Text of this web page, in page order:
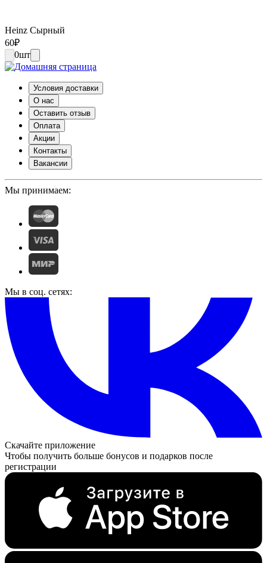
Heinz Сырный
60₽
0шт
Условия доставки
О нас
Оставить отзыв
Оплата
Акции
Контакты
Вакансии
Мы принимаем:
Мы в соц. сетях:
Скачайте приложение
Чтобы получить больше бонусов и подарков после
регистрации